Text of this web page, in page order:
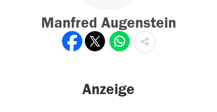
Manfred Augenstein
Anzeige